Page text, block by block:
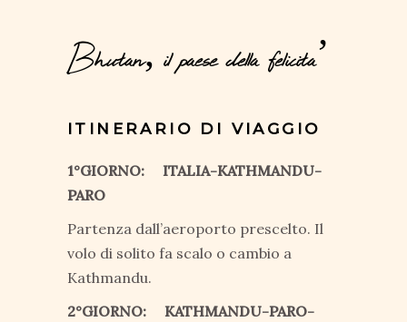
Bhutan, il paese della felicita’
ITINERARIO DI VIAGGIO
1°GIORNO: ITALIA-KATHMANDU-
PARO
Partenza dall’aeroporto prescelto. Il
volo di solito fa scalo o cambio a
Kathmandu.
2°GIORNO: KATHMANDU-PARO-